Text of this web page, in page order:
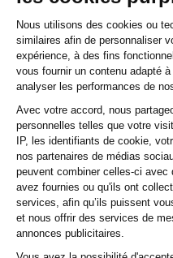
Combien de temps
formation
Purple Campus ?
Y a-t-il un suivi
les formations
Découvrez nos
suivre cette